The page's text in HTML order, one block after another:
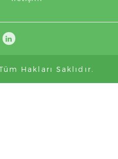
Hakları Saklıdır.